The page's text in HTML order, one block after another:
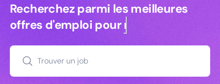
Recherchez parmi les meilleures
Recherchez parmi les meilleures
offres d'emploi pourmanagers
Trouver un job